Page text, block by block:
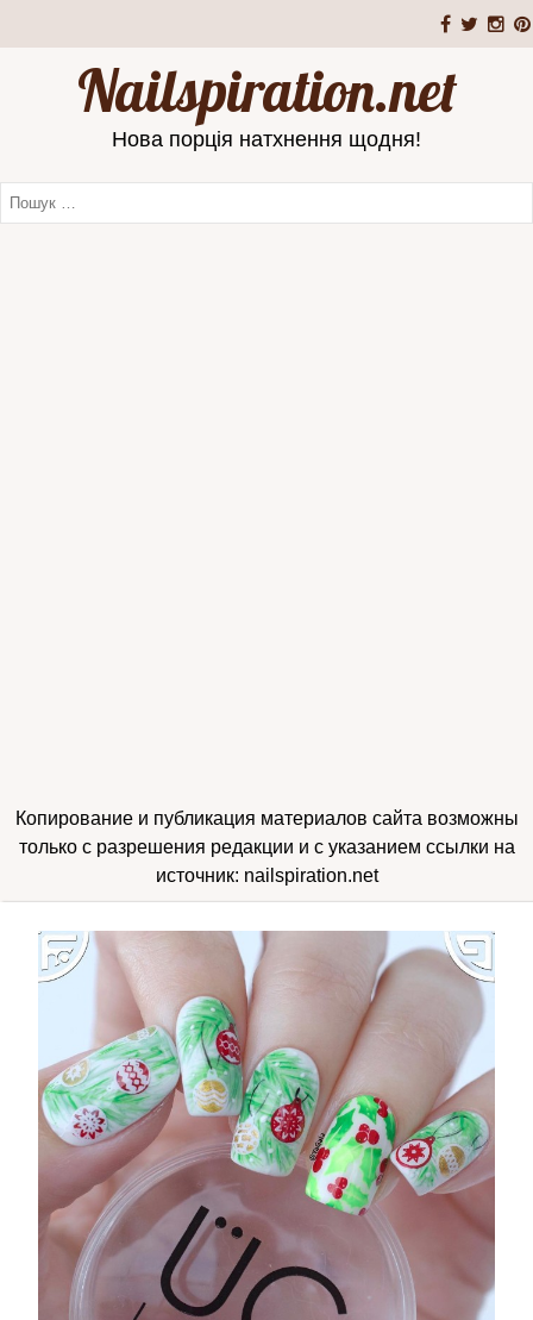
Nailspiration.net
Нова порція натхнення щодня!
Копирование и публикация материалов сайта возможны
только с разрешения редакции и с указанием ссылки на
источник: nailspiration.net